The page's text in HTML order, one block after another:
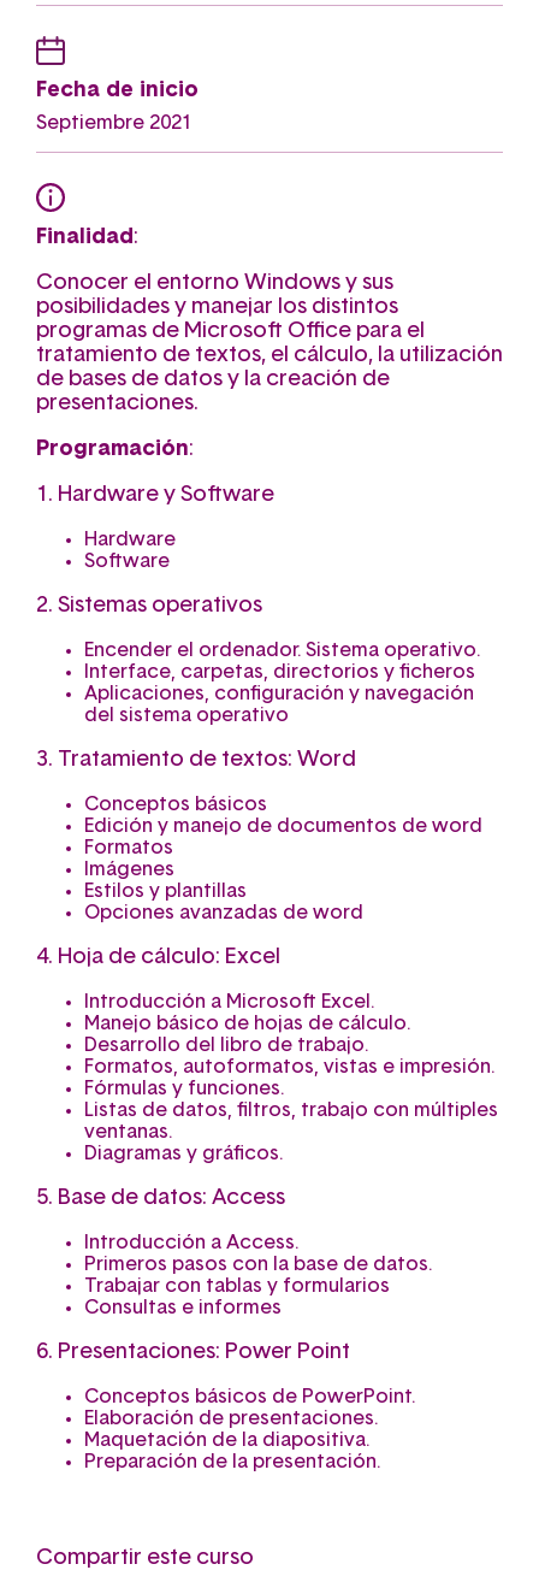
Fecha de inicio
Septiembre 2021
Finalidad :
Conocer el entorno Windows y sus
posibilidades y manejar los distintos
programas de Microsoft Office para el
tratamiento de textos, el cálculo, la utilización
de bases de datos y la creación de
presentaciones.
Programación:
1. Hardware y Software
Hardware
Software
2. Sistemas operativos
Encender el ordenador. Sistema operativo.
Interface, carpetas, directorios y ficheros
Aplicaciones, configuración y navegación
del sistema operativo
3. Tratamiento de textos: Word
Conceptos básicos
Edición y manejo de documentos de word
Formatos
Imágenes
Estilos y plantillas
Opciones avanzadas de word
4. Hoja de cálculo: Excel
Introducción a Microsoft Excel.
Manejo básico de hojas de cálculo.
Desarrollo del libro de trabajo.
Formatos, autoformatos, vistas e impresión.
Fórmulas y funciones.
Listas de datos, filtros, trabajo con múltiples
ventanas.
Diagramas y gráficos.
5. Base de datos: Access
Introducción a Access.
Primeros pasos con la base de datos.
Trabajar con tablas y formularios
Consultas e informes
6. Presentaciones: Power Point
Conceptos básicos de PowerPoint.
Elaboración de presentaciones.
Maquetación de la diapositiva.
Preparación de la presentación.
Compartir este curso